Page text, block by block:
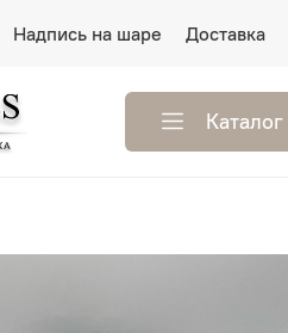
Надпись на шаре Доставка
Каталог